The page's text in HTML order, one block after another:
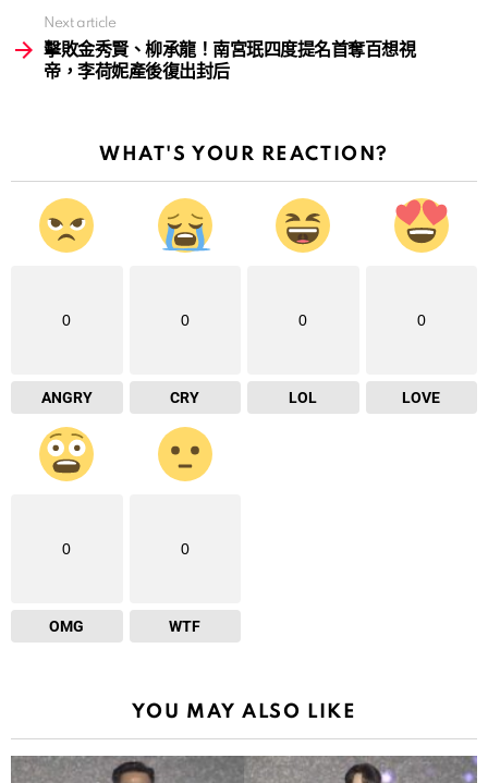
Next article
擊敗金秀賢、柳承龍！南宮珉四度提名首奪百想視
帝，李荷妮產後復出封后
WHAT'S YOUR REACTION?
0
ANGRY
0
CRY
0
LOL
0
LOVE
0
OMG
0
WTF
YOU MAY ALSO LIKE